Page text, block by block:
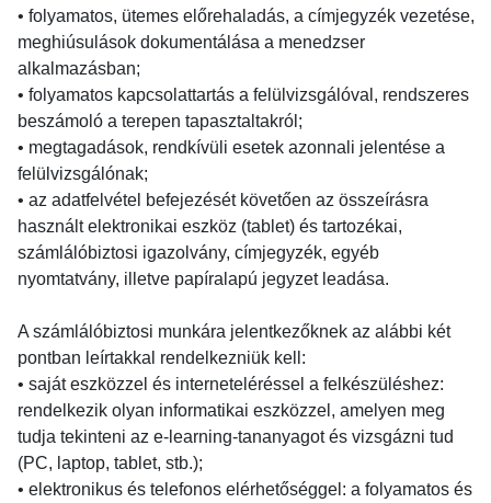
• folyamatos, ütemes előrehaladás, a címjegyzék vezetése,
meghiúsulások dokumentálása a menedzser
alkalmazásban;
• folyamatos kapcsolattartás a felülvizsgálóval, rendszeres
beszámoló a terepen tapasztaltakról;
• megtagadások, rendkívüli esetek azonnali jelentése a
felülvizsgálónak;
• az adatfelvétel befejezését követően az összeírásra
használt elektronikai eszköz (tablet) és tartozékai,
számlálóbiztosi igazolvány, címjegyzék, egyéb
nyomtatvány, illetve papíralapú jegyzet leadása.
A számlálóbiztosi munkára jelentkezőknek az alábbi két
pontban leírtakkal rendelkezniük kell:
• saját eszközzel és interneteléréssel a felkészüléshez:
rendelkezik olyan informatikai eszközzel, amelyen meg
tudja tekinteni az e-learning-tananyagot és vizsgázni tud
(PC, laptop, tablet, stb.);
• elektronikus és telefonos elérhetőséggel: a folyamatos és